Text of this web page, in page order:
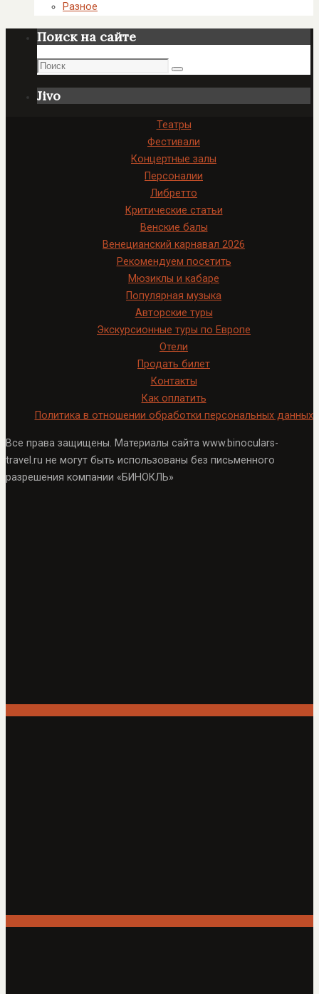
Разное
Поиск на сайте
Поиск
Поиск
Jivo
Театры
Фестивали
Концертные залы
Персоналии
Либретто
Критические статьи
Венские балы
Венецианский карнавал 2026
Рекомендуем посетить
Мюзиклы и кабаре
Популярная музыка
Авторские туры
Экскурсионные туры по Европе
Отели
Продать билет
Контакты
Как оплатить
Политика в отношении обработки персональных данных
Все права защищены. Материалы сайта www.binoculars-
travel.ru не могут быть использованы без письменного
разрешения компании «БИНОКЛЬ»